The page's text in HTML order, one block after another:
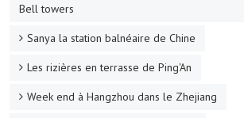
Bell towers
Sanya la station balnéaire de Chine
Les rizières en terrasse de Ping'An
Week end à Hangzhou dans le Zhejiang